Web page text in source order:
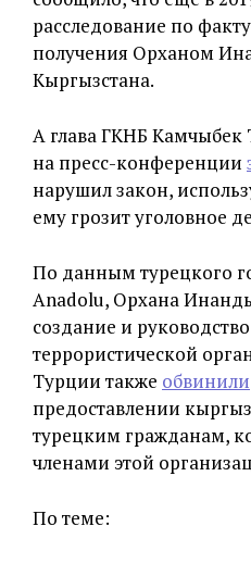
расследование по
получения Орханом
Кыргызстана.
А глава ГКНБ Камчыбек
на пресс-конференции
нарушил закон,
ему грозит уголовное
По данным турецкого
Anadolu, Орхана
создание и
террористической
Турции также обвинили
предоставлении
турецким гражданам,
членами этой
По теме: